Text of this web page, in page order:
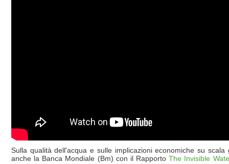
Sulla qualità dell'acqua e sulle implicazioni economiche su scala
anche la Banca Mondiale (Bm) con il RapportoThe Invisible